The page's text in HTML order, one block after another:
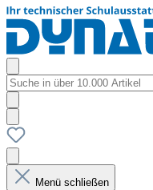
Menü schließen